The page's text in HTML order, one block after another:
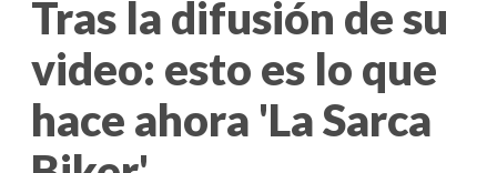
Tras la difusión de su
video: esto es lo que
hace ahora 'La Sarca